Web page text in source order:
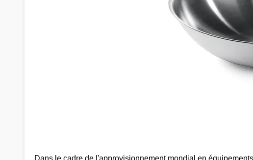
Dans le cadre de l'approvisionnement mondial en